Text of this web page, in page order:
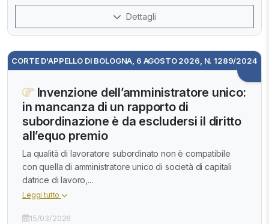
Dettagli
CORTE D'APPELLO DI BOLOGNA, 6 AGOSTO 2026, N. 1289/2024
Invenzione dell’amministratore unico:
in mancanza di un rapporto di
subordinazione è da escludersi il diritto
all’equo premio
La qualità di lavoratore subordinato non è compatibile
con quella di amministratore unico di società di capitali
datrice di lavoro,...
Leggi tutto
15/03/2026